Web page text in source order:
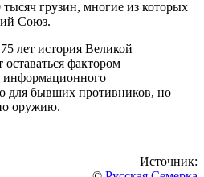
грузин, многие из которых
Союз.
лет история Великой
фактором
информационного
для бывших противников, но
оружию.
Источник: